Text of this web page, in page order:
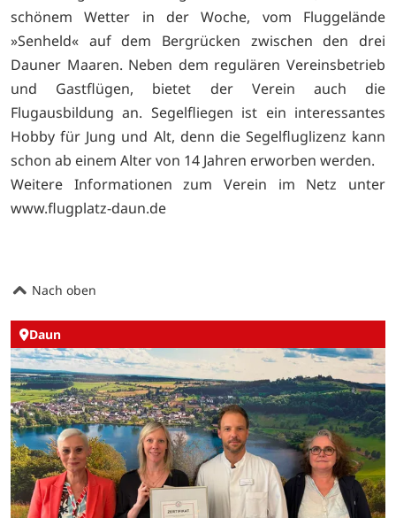
schönem Wetter in der Woche, vom Fluggelände
»Senheld« auf dem Bergrücken zwischen den drei
Dauner Maaren. Neben dem regulären Vereinsbetrieb
und Gastflügen, bietet der Verein auch die
Flugausbildung an. Segelfliegen ist ein interessantes
Hobby für Jung und Alt, denn die Segelfluglizenz kann
schon ab einem Alter von 14 Jahren erworben werden.
Weitere Informationen zum Verein im Netz unter
www.flugplatz-daun.de
Nach oben
Daun